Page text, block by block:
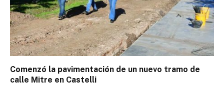
Comenzó la pavimentación de un nuevo tramo de
calle Mitre en Castelli